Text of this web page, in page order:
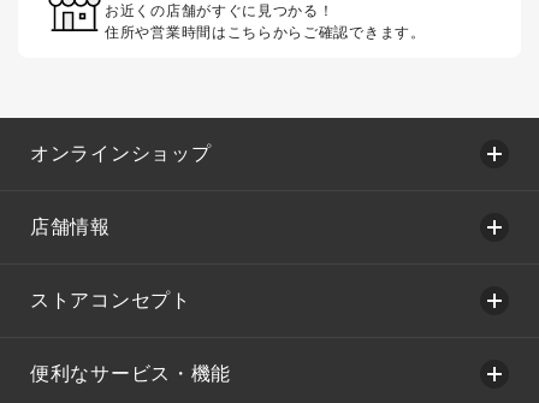
お近くの店舗がすぐに見つかる！
住所や営業時間はこちらからご確認できます。
オンラインショップ
店舗情報
ストアコンセプト
便利なサービス・機能